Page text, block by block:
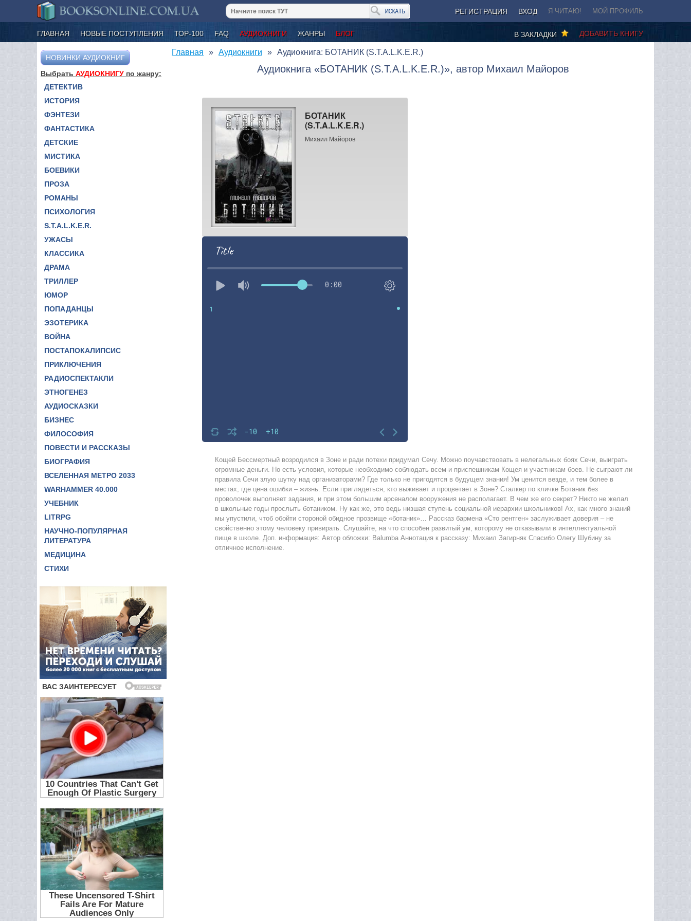
РЕГИСТРАЦИЯ ВХОД Я ЧИТАЮ! МОЙ ПРОФИЛЬ
ГЛАВНАЯ НОВЫЕ ПОСТУПЛЕНИЯ ТОР-100 FAQ АУДИОКНИГИ ЖАНРЫ БЛОГ ДОБАВИТЬ КНИГУ
В ЗАКЛАДКИ
НОВИНКИ АУДИОКНИГ
Выбрать АУДИОКНИГУ по жанру:
ДЕТЕКТИВ
ИСТОРИЯ
ФЭНТЕЗИ
ФАНТАСТИКА
ДЕТСКИЕ
МИСТИКА
БОЕВИКИ
ПРОЗА
РОМАНЫ
ПСИХОЛОГИЯ
S.T.A.L.K.E.R.
УЖАСЫ
КЛАССИКА
ДРАМА
ТРИЛЛЕР
ЮМОР
ПОПАДАНЦЫ
ЭЗОТЕРИКА
ВОЙНА
ПОСТАПОКАЛИПСИС
ПРИКЛЮЧЕНИЯ
РАДИОСПЕКТАКЛИ
ЭТНОГЕНЕЗ
АУДИОСКАЗКИ
БИЗНЕС
ФИЛОСОФИЯ
ПОВЕСТИ И РАССКАЗЫ
БИОГРАФИЯ
ВСЕЛЕННАЯ МЕТРО 2033
WARHAMMER 40.000
УЧЕБНИК
LITRPG
НАУЧНО-ПОПУЛЯРНАЯ
ЛИТЕРАТУРА
МЕДИЦИНА
СТИХИ
Главная Аудиокниги Аудиокнига: БОТАНИК (S.T.A.L.K.E.R.)
Аудиокнига «БОТАНИК (S.T.A.L.K.E.R.)», автор Михаил Майоров
БОТАНИК
(S.T.A.L.K.E.R.)
Михаил Майоров
Title
0:00
-10 +10
1
Кощей Бессмертный возродился в Зоне и ради потехи придумал Сечу. Можно поучавствовать в нелегальных боях Сечи, выиграть
огромные деньги. Но есть условия, которые необходимо соблюдать всем-и приспешникам Кощея и участникам боев. Не сыграют ли
правила Сечи злую шутку над организаторами? Где только не пригодятся в будущем знания! Ум ценится везде, и тем более в
местах, где цена ошибки – жизнь. Если приглядеться, кто выживает и процветает в Зоне? Сталкер по кличке Ботаник без
проволочек выполняет задания, и при этом большим арсеналом вооружения не располагает. В чем же его секрет? Никто не желал
в школьные годы прослыть ботаником. Ну как же, это ведь низшая ступень социальной иерархии школьников! Ах, как много знаний
мы упустили, чтоб обойти стороной обидное прозвище «ботаник»… Рассказ бармена «Сто рентген» заслуживает доверия – не
свойственно этому человеку привирать. Слушайте, на что способен развитый ум, которому не отказывали в интеллектуальной
пище в школе. Доп. информация: Автор обложки: Balumba Аннотация к рассказу: Михаил Загирняк Спасибо Олегу Шубину за
отличное исполнение.